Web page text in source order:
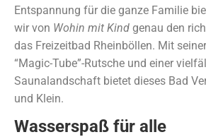
Entspannung für die ganze Familie
wir von Wohin mit Kind genau den
das Freizeitbad Rheinböllen. Mit
“Magic-Tube”-Rutsche und einer
Saunalandschaft bietet dieses Bad
und Klein.
Wasserspaß für alle